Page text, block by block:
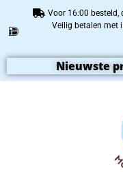
Voor 16:00 besteld,
Veilig betalen met
Nieuwste